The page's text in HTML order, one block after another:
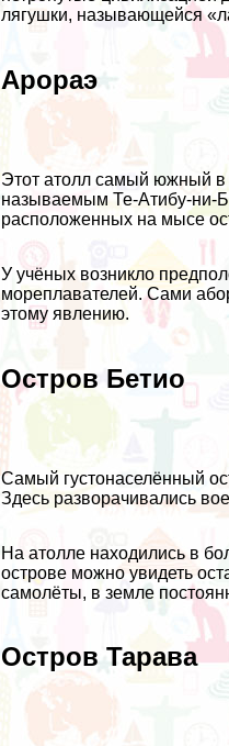
лягушки, называющейся
Арораэ
Этот атолл самый южный в
называемым Те-Атибу-ни-
расположенных на мысе
У учёных возникло
мореплавателей. Сами
этому явлению.
Остров Бетио
Самый густонаселённый
Здесь разворачивались
На атолле находились в
острове можно увидеть
самолёты, в земле
Остров Тарава